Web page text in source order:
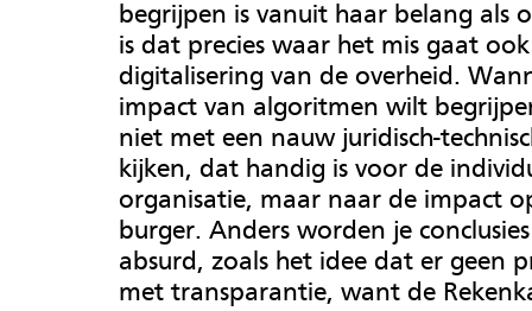
begrijpen is vanuit haar belang als
is dat precies waar het mis gaat
digitalisering van de overheid.
impact van algoritmen wilt
niet met een nauw juridisch-
kijken, dat handig is voor de
organisatie, maar naar de impact
burger. Anders worden je
absurd, zoals het idee dat er geen
met transparantie, want de